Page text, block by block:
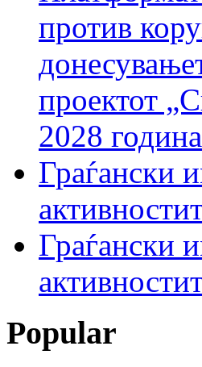
против
проектот
2028
Граѓански
Граѓански
Popular